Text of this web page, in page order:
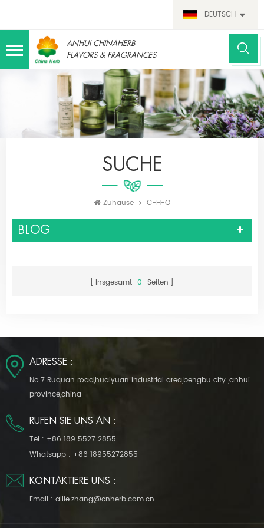
DEUTSCH
ANHUI CHINAHERB
FLAVORS & FRAGRANCES
SUCHE
Zuhause C-H-O
BLOG
Insgesamt 0 Seiten
ADRESSE :
No.7 Ruquan road,huaiyuan industrial area,bengbu city ,anhui
province,china
RUFEN SIE UNS AN :
Tel : +86 189 5527 2855
Whatsapp : +86 18955272855
KONTAKTIERE UNS :
Email : allie.zhang@cnherb.com.cn